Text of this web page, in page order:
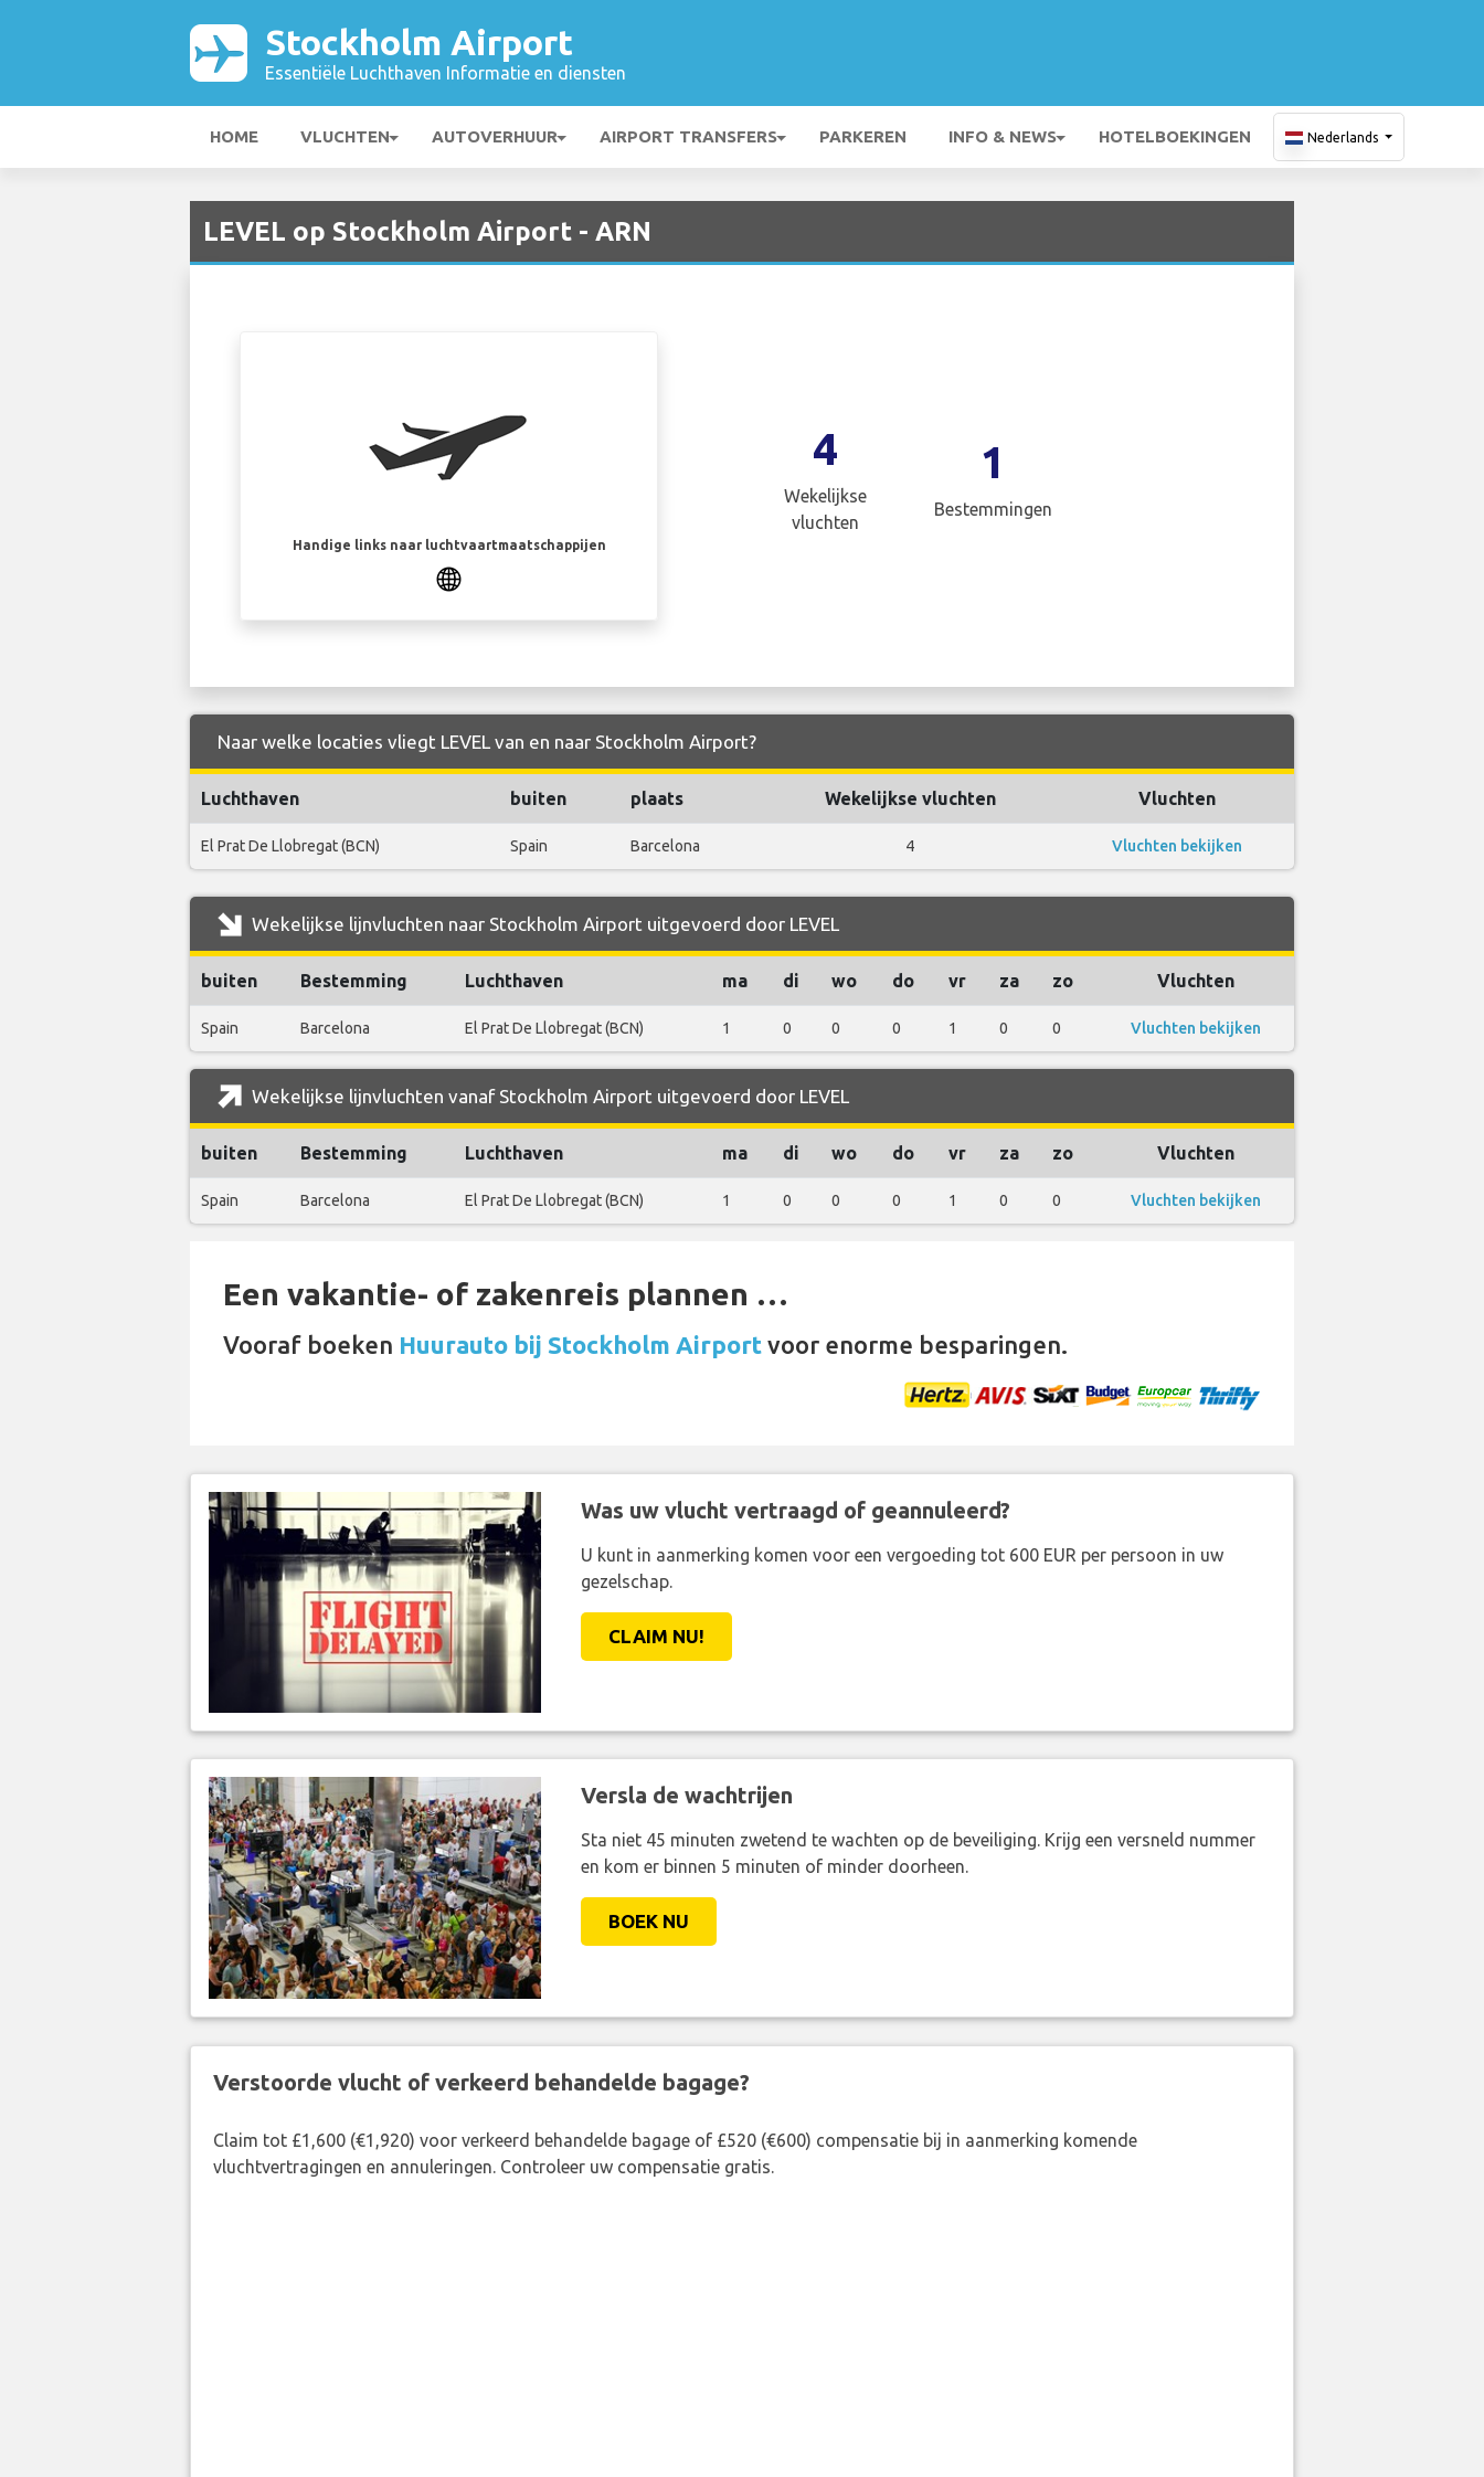
Stockholm Airport
Essentiële Luchthaven Informatie en diensten
HOME VLUCHTEN AUTOVERHUUR AIRPORT TRANSFERS PARKEREN INFO & NEWS HOTELBOEKINGEN Nederlands
LEVEL op Stockholm Airport - ARN
Handige links naar luchtvaartmaatschappijen
4
Wekelijkse
vluchten
1
Bestemmingen
Naar welke locaties vliegt LEVEL van en naar Stockholm Airport?
Luchthaven buiten plaats Wekelijkse vluchten Vluchten
El Prat De Llobregat (BCN) Spain Barcelona 4 Vluchten bekijken
Wekelijkse lijnvluchten naar Stockholm Airport uitgevoerd door LEVEL
buiten Bestemming Luchthaven ma di wo do vr za zo Vluchten
Spain Barcelona El Prat De Llobregat (BCN) 1 0 0 0 1 0 0 Vluchten bekijken
Wekelijkse lijnvluchten vanaf Stockholm Airport uitgevoerd door LEVEL
buiten Bestemming Luchthaven ma di wo do vr za zo Vluchten
Spain Barcelona El Prat De Llobregat (BCN) 1 0 0 0 1 0 0 Vluchten bekijken
Een vakantie- of zakenreis plannen …
Vooraf boeken Huurauto bij Stockholm Airport voor enorme besparingen.
Was uw vlucht vertraagd of geannuleerd?
U kunt in aanmerking komen voor een vergoeding tot 600 EUR per persoon in uw
gezelschap.
CLAIM NU!
Versla de wachtrijen
Sta niet 45 minuten zwetend te wachten op de beveiliging. Krijg een versneld nummer
en kom er binnen 5 minuten of minder doorheen.
BOEK NU
Verstoorde vlucht of verkeerd behandelde bagage?
Claim tot £1,600 (€1,920) voor verkeerd behandelde bagage of £520 (€600) compensatie bij in aanmerking komende
vluchtvertragingen en annuleringen. Controleer uw compensatie gratis.